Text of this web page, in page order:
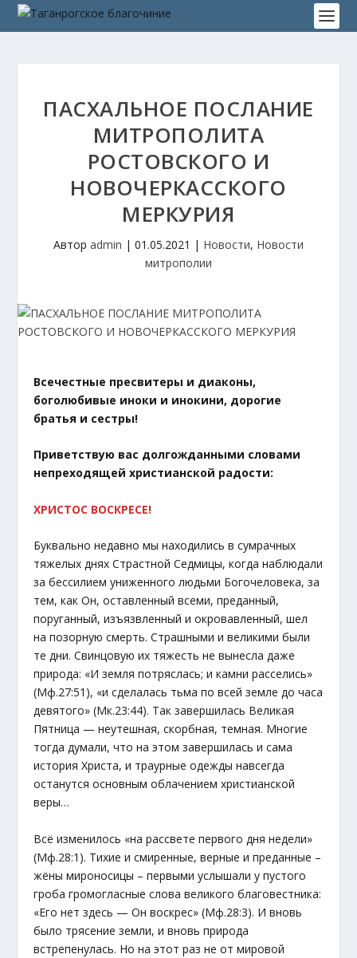
ПАСХАЛЬНОЕ ПОСЛАНИЕ
МИТРОПОЛИТА
РОСТОВСКОГО И
НОВОЧЕРКАССКОГО
МЕРКУРИЯ
Автор admin | 01.05.2021 | Новости, Новости
митрополии
Всечестные пресвитеры и диаконы,
боголюбивые иноки и инокини, дорогие
братья и сестры!
Приветствую вас долгожданными словами
непреходящей христианской радости:
ХРИСТОС ВОСКРЕСЕ!
Буквально недавно мы находились в сумрачных
тяжелых днях Страстной Седмицы, когда наблюдали
за бессилием униженного людьми Богочеловека, за
тем, как Он, оставленный всеми, преданный,
поруганный, изъязвленный и окровавленный, шел
на позорную смерть. Страшными и великими были
те дни. Свинцовую их тяжесть не вынесла даже
природа: «И земля потряслась; и камни расселись»
(Мф.27:51), «и сделалась тьма по всей земле до часа
девятого» (Мк.23:44). Так завершилась Великая
Пятница — неутешная, скорбная, темная. Многие
тогда думали, что на этом завершилась и сама
история Христа, и траурные одежды навсегда
останутся основным облачением христианской
веры…
Всё изменилось «на рассвете первого дня недели»
(Мф.28:1). Тихие и смиренные, верные и преданные –
жёны мироносицы – первыми услышали у пустого
гроба громогласные слова великого благовестника:
«Его нет здесь — Он воскрес» (Мф.28:3). И вновь
было трясение земли, и вновь природа
встрепенулась. Но на этот раз не от мировой